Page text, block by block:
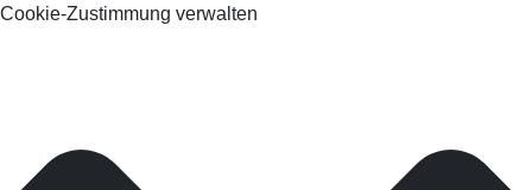
Cookie-Zustimmung verwalten